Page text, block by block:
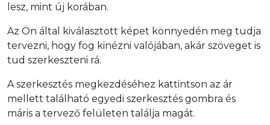
lesz, mint új korában.
Az Ön által kiválasztott képet könnyedén meg tudja
tervezni, hogy fog kinézni valójában, akár szöveget is
tud szerkeszteni rá.
A szerkesztés megkezdéséhez kattintson az ár
mellett található egyedi szerkesztés gombra és
máris a tervező felületen találja magát.